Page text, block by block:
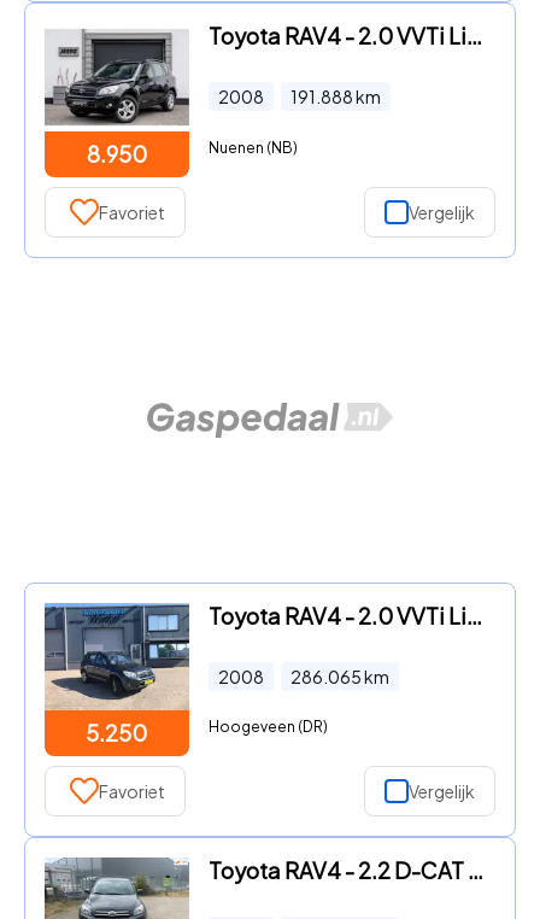
8.950
Toyota RAV4 - 2.0 VVTi Linea Sol
2008 191.888km
Nuenen (NB)
Favoriet Vergelijk
5.250
Toyota RAV4 - 2.0 VVTi Linea - AIRCO, CRUISE, NAVI
2008 286.065km
Hoogeveen (DR)
Favoriet Vergelijk
Toyota RAV4 - 2.2 D-CAT Linea Sol